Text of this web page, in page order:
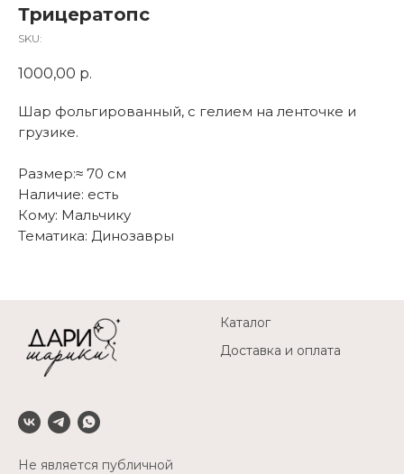
Трицератопс
SKU:
1000,00 р.
Шар фольгированный, с гелием на ленточке и
грузике.
Размер:≈ 70 см
Наличие: есть
Кому: Мальчику
Тематика: Динозавры
Не является публичной
Каталог
Доставка и оплата